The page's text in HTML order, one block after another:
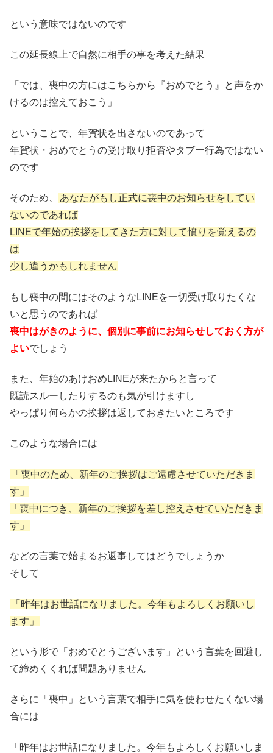
という意味ではないのです
この延長線上で自然に相手の事を考えた結果
「では、喪中の方にはこちらから『おめでとう』と声をか
けるのは控えておこう」
ということで、年賀状を出さないのであって
年賀状・おめでとうの受け取り拒否やタブー行為ではない
のです
そのため、
あなたがもし正式に喪中のお知らせをしてい
ないのであれば
LINEで年始の挨拶をしてきた方に対して憤りを覚えるの
は
少し違うかもしれません
もし喪中の間にはそのようなLINEを一切受け取りたくな
いと思うのであれば
喪中はがきのように、個別に事前にお知らせしておく方が
よいでしょう
また、年始のあけおめLINEが来たからと言って
既読スルーしたりするのも気が引けますし
やっぱり何らかの挨拶は返しておきたいところです
このような場合には
「喪中のため、新年のご挨拶はご遠慮させていただきま
す」
「喪中につき、新年のご挨拶を差し控えさせていただきま
す」
などの言葉で始まるお返事してはどうでしょうか
そして
「昨年はお世話になりました。今年もよろしくお願いし
ます」
という形で「おめでとうございます」という言葉を回避し
て締めくくれば問題ありません
さらに「喪中」という言葉で相手に気を使わせたくない場
合には
「昨年はお世話になりました。今年もよろしくお願いしま